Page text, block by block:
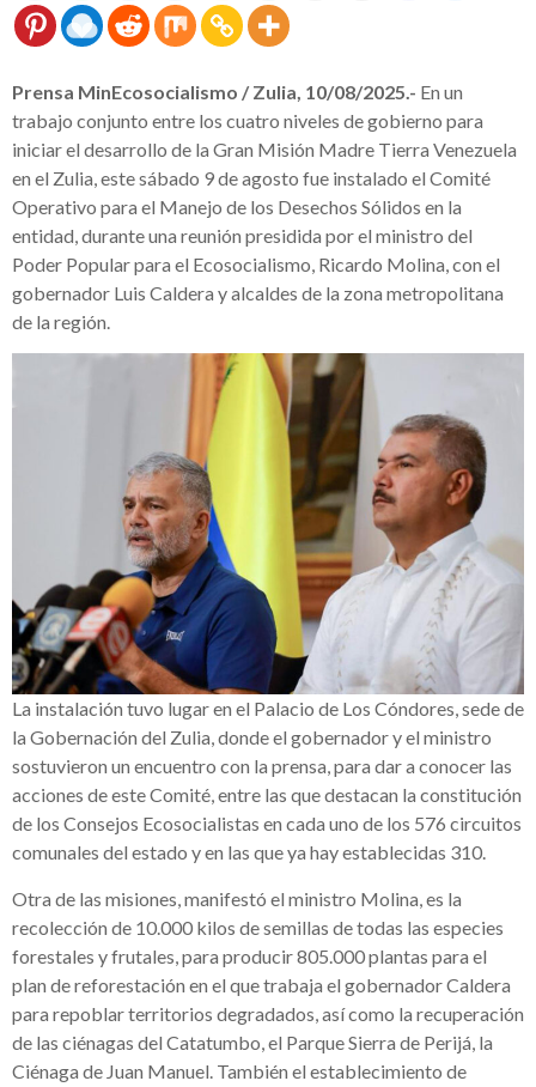
Prensa MinEcosocialismo / Zulia, 10/08/2025.- En un
trabajo conjunto entre los cuatro niveles de gobierno para
iniciar el desarrollo de la Gran Misión Madre Tierra Venezuela
en el Zulia, este sábado 9 de agosto fue instalado el Comité
Operativo para el Manejo de los Desechos Sólidos en la
entidad, durante una reunión presidida por el ministro del
Poder Popular para el Ecosocialismo, Ricardo Molina, con el
gobernador Luis Caldera y alcaldes de la zona metropolitana
de la región.
La instalación tuvo lugar en el Palacio de Los Cóndores, sede de
la Gobernación del Zulia, donde el gobernador y el ministro
sostuvieron un encuentro con la prensa, para dar a conocer las
acciones de este Comité, entre las que destacan la constitución
de los Consejos Ecosocialistas en cada uno de los 576 circuitos
comunales del estado y en las que ya hay establecidas 310.
Otra de las misiones, manifestó el ministro Molina, es la
recolección de 10.000 kilos de semillas de todas las especies
forestales y frutales, para producir 805.000 plantas para el
plan de reforestación en el que trabaja el gobernador Caldera
para repoblar territorios degradados, así como la recuperación
de las ciénagas del Catatumbo, el Parque Sierra de Perijá, la
Ciénaga de Juan Manuel. También el establecimiento de